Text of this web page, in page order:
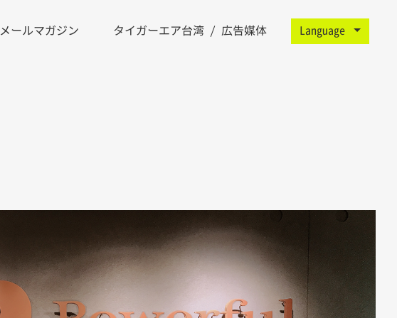
メールマガジン タイガーエア台湾 / 広告媒体 Language